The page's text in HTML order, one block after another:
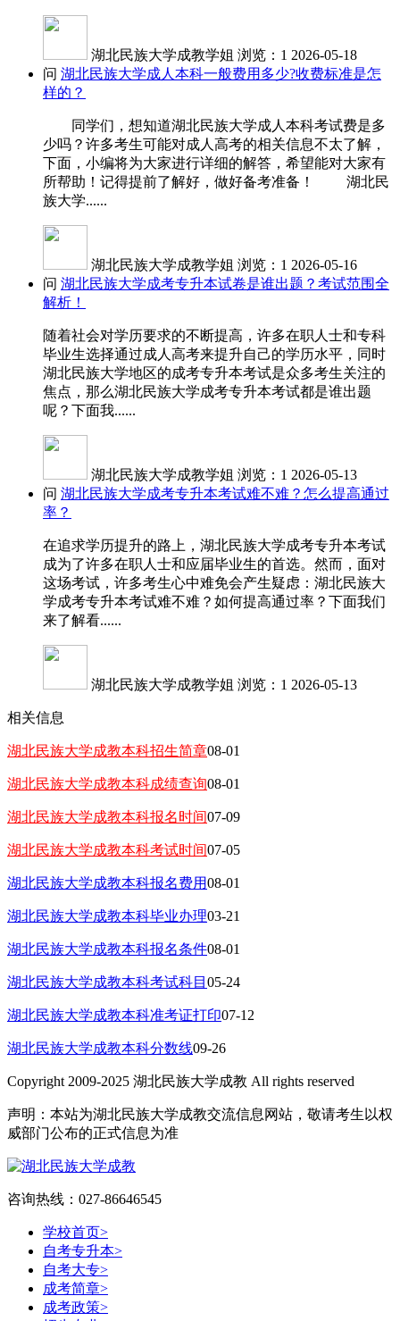
湖北民族大学成教学姐 浏览：1 2026-05-18
问 湖北民族大学成人本科一般费用多少?收费标准是怎
样的？
同学们，想知道湖北民族大学成人本科考试费是多
少吗？许多考生可能对成人高考的相关信息不太了解，
下面，小编将为大家进行详细的解答，希望能对大家有
所帮助！记得提前了解好，做好备考准备！ 湖北民
族大学......
湖北民族大学成教学姐 浏览：1 2026-05-16
问 湖北民族大学成考专升本试卷是谁出题？考试范围全
解析！
随着社会对学历要求的不断提高，许多在职人士和专科
毕业生选择通过成人高考来提升自己的学历水平，同时
湖北民族大学地区的成考专升本考试是众多考生关注的
焦点，那么湖北民族大学成考专升本考试都是谁出题
呢？下面我......
湖北民族大学成教学姐 浏览：1 2026-05-13
问 湖北民族大学成考专升本考试难不难？怎么提高通过
率？
在追求学历提升的路上，湖北民族大学成考专升本考试
成为了许多在职人士和应届毕业生的首选。然而，面对
这场考试，许多考生心中难免会产生疑虑：湖北民族大
学成考专升本考试难不难？如何提高通过率？下面我们
来了解看......
湖北民族大学成教学姐 浏览：1 2026-05-13
相关信息
湖北民族大学成教本科招生简章08-01
湖北民族大学成教本科成绩查询08-01
湖北民族大学成教本科报名时间07-09
湖北民族大学成教本科考试时间07-05
湖北民族大学成教本科报名费用08-01
湖北民族大学成教本科毕业办理03-21
湖北民族大学成教本科报名条件08-01
湖北民族大学成教本科考试科目 05-24
湖北民族大学成教本科准考证打印07-12
湖北民族大学成教本科分数线09-26
Copyright 2009-2025 湖北民族大学成教 All rights reserved
声明：本站为湖北民族大学成教交流信息网站，敬请考生以权
威部门公布的正式信息为准
咨询热线：027-86646545
学校首页>
自考专升本>
自考大专>
成考简章>
成考政策>